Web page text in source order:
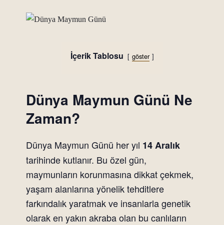
İçerik Tablosu göster
Dünya Maymun Günü Ne
Zaman?
Dünya Maymun Günü her yıl 14 Aralık
tarihinde kutlanır. Bu özel gün,
maymunların korunmasına dikkat çekmek,
yaşam alanlarına yönelik tehditlere
farkındalık yaratmak ve insanlarla genetik
olarak en yakın akraba olan bu canlıların